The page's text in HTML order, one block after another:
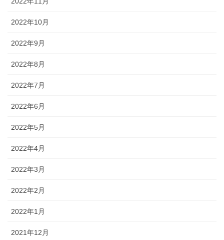
2022年10月
2022年9月
2022年8月
2022年7月
2022年6月
2022年5月
2022年4月
2022年3月
2022年2月
2022年1月
2021年12月